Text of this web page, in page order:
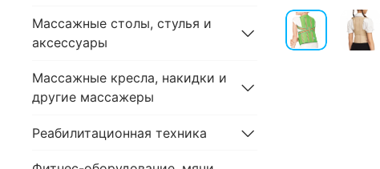
Массажные столы, стулья и
аксессуары
Массажные кресла, накидки и
другие массажеры
Реабилитационная техника